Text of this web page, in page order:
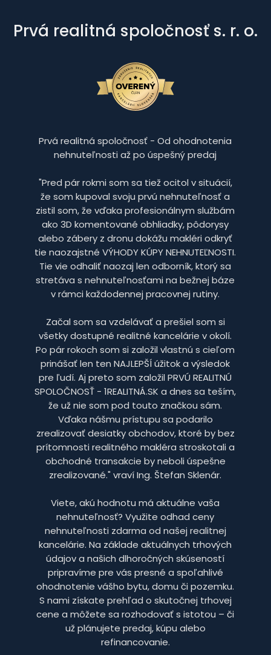
Prvá realitná spoločnosť s. r. o.
Prvá realitná spoločnosť - Od ohodnotenia
nehnuteľnosti až po úspešný predaj
"Pred pár rokmi som sa tiež ocitol v situácií,
že som kupoval svoju prvú nehnuteľnosť a
zistil som, že vďaka profesionálnym službám
ako 3D komentované obhliadky, pôdorysy
alebo zábery z dronu dokážu makléri odkryť
tie naozajstné VÝHODY KÚPY NEHNUTEĽNOSTI.
Tie vie odhaliť naozaj len odborník, ktorý sa
stretáva s nehnuteľnosťami na bežnej báze
v rámci každodennej pracovnej rutiny.
Začal som sa vzdelávať a prešiel som si
všetky dostupné realitné kancelárie v okolí.
Po pár rokoch som si založil vlastnú s cieľom
prinášať len ten NAJLEPŠÍ úžitok a výsledok
pre ľudí. Aj preto som založil PRVÚ REALITNÚ
SPOLOČNOSŤ - 1REALITNÁ.SK a dnes sa teším,
že už nie som pod touto značkou sám.
Vďaka nášmu prístupu sa podarilo
zrealizovať desiatky obchodov, ktoré by bez
prítomnosti realitného makléra stroskotali a
obchodné transakcie by neboli úspešne
zrealizované." vraví Ing. Štefan Sklenár.
Viete, akú hodnotu má aktuálne vaša
nehnuteľnosť? Využite odhad ceny
nehnuteľnosti zdarma od našej realitnej
kancelárie. Na základe aktuálnych trhových
údajov a našich dlhoročných skúseností
pripravíme pre vás presné a spoľahlivé
ohodnotenie vášho bytu, domu či pozemku.
S nami získate prehľad o skutočnej trhovej
cene a môžete sa rozhodovať s istotou – či
už plánujete predaj, kúpu alebo
refinancovanie.